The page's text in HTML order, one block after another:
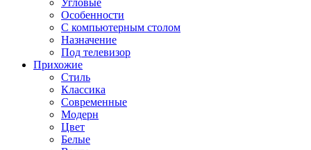
Угловые
Особенности
С компьютерным столом
Назначение
Под телевизор
Прихожие
Стиль
Классика
Современные
Модерн
Цвет
Белые